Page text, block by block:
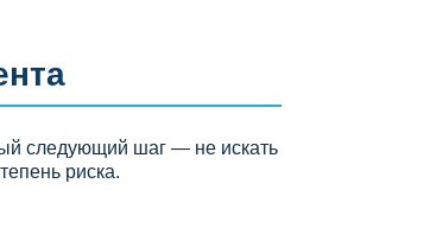
следующий шаг — не искать
риска.